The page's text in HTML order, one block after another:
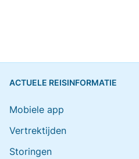
ACTUELE REISINFORMATIE
Mobiele app
Vertrektijden
Storingen